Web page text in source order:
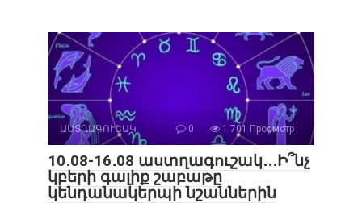
ԱՍՏՂԱԳՈՒՇԱԿ 0 1 701 Просмотр
10․08-16․08 աստղագուշակ․․․Ի՞նչ
կբերի գալիք շաբաթը
կենդանակերպի նշաններին